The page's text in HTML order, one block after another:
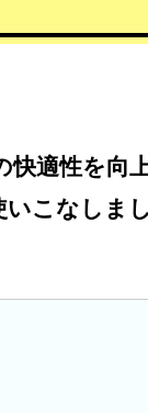
適性を向
こなしま